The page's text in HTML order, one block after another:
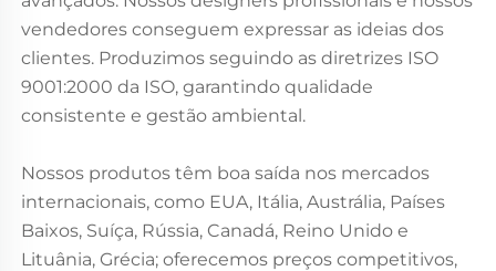
vendedores conseguem expressar as ideias dos
clientes. Produzimos seguindo as diretrizes ISO
9001:2000 da ISO, garantindo qualidade
consistente e gestão ambiental.
Nossos produtos têm boa saída nos mercados
internacionais, como EUA, Itália, Austrália, Países
Baixos, Suíça, Rússia, Canadá, Reino Unido e
Lituânia, Grécia; oferecemos preços competitivos,